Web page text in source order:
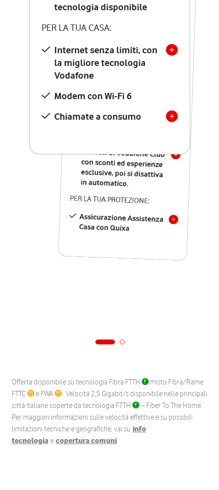
tecnologia disponibile
PER LA TUA CASA:
Internet senza limiti, con
la migliore tecnologia
Vodafone
Modem con Wi-Fi 6
Chiamate a consumo
tecnologia disponibile
PER LA TUA CASA:
Internet senza limiti, con
la migliore tecnologia
Vodafone
Modem Seven con Wi-Fi 7
Chiamate illimitate verso
numeri fissi e mobili
nazionali
12 mesi di Vodafone Club
con sconti ed esperienze
esclusive, poi si disattiva
in automatico.
PER LA TUA PROTEZIONE:
Assicurazione Assistenza
Casa con Quixa
Offerta disponibile su tecnologia Fibra FTTH
misto Fibra/Rame
FTTC
e FWA
. Velocità 2,5 Gigabit/s disponibile nelle principali
città italiane coperte da tecnologia FTTH
– Fiber To The Home.
Per maggiori informazioni sulle velocità effettive e su possibili
limitazioni tecniche e geografiche, vai su info
tecnologia e copertura comuni.